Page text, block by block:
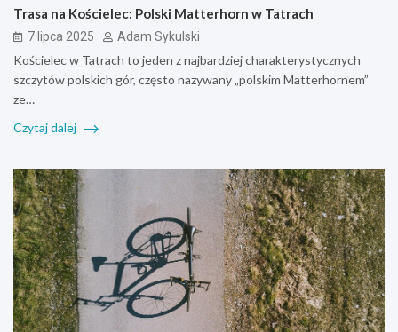
Trasa na Kościelec: Polski Matterhorn w Tatrach
7 lipca 2025 Adam Sykulski
Kościelec w Tatrach to jeden z najbardziej charakterystycznych
szczytów polskich gór, często nazywany „polskim Matterhornem”
ze…
Czytaj dalej